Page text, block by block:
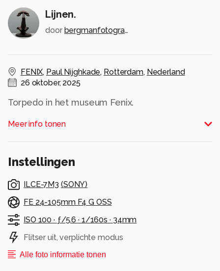
Lijnen.
door bergmanfotografie
FENIX, Paul Nijghkade, Rotterdam, Nederland
26 oktober, 2025
Torpedo in het museum Fenix.
Alle rechten voorbehouden
Meer info tonen
Instellingen
ILCE-7M3 (SONY)
FE 24-105mm F4 G OSS
ISO 100 · ƒ/5.6 · 1/160s · 34mm
Flitser uit, verplichte modus
Alle foto informatie tonen